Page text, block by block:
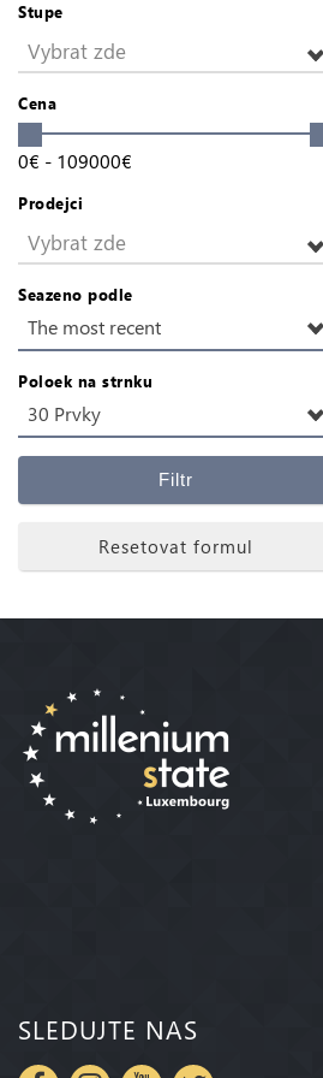
Stupe
Vybrat zde
Cena
0€ - 109000€
Prodejci
Vybrat zde
Seazeno podle
The most recent
Poloek na strnku
30 Prvky
Filtr
Resetovat formul
SLEDUJTE NAS